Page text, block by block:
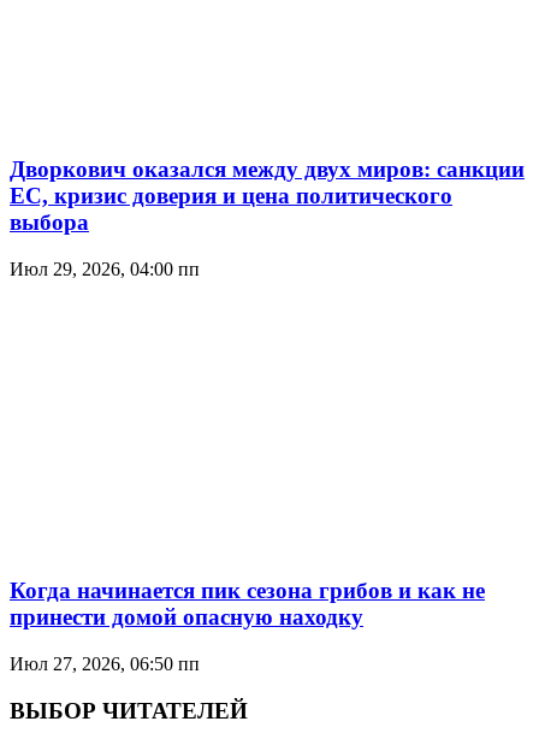
Дворкович оказался между двух миров: санкции
ЕС, кризис доверия и цена политического
выбора
Июл 29, 2026, 04:00 пп
Когда начинается пик сезона грибов и как не
принести домой опасную находку
Июл 27, 2026, 06:50 пп
ВЫБОР ЧИТАТЕЛЕЙ